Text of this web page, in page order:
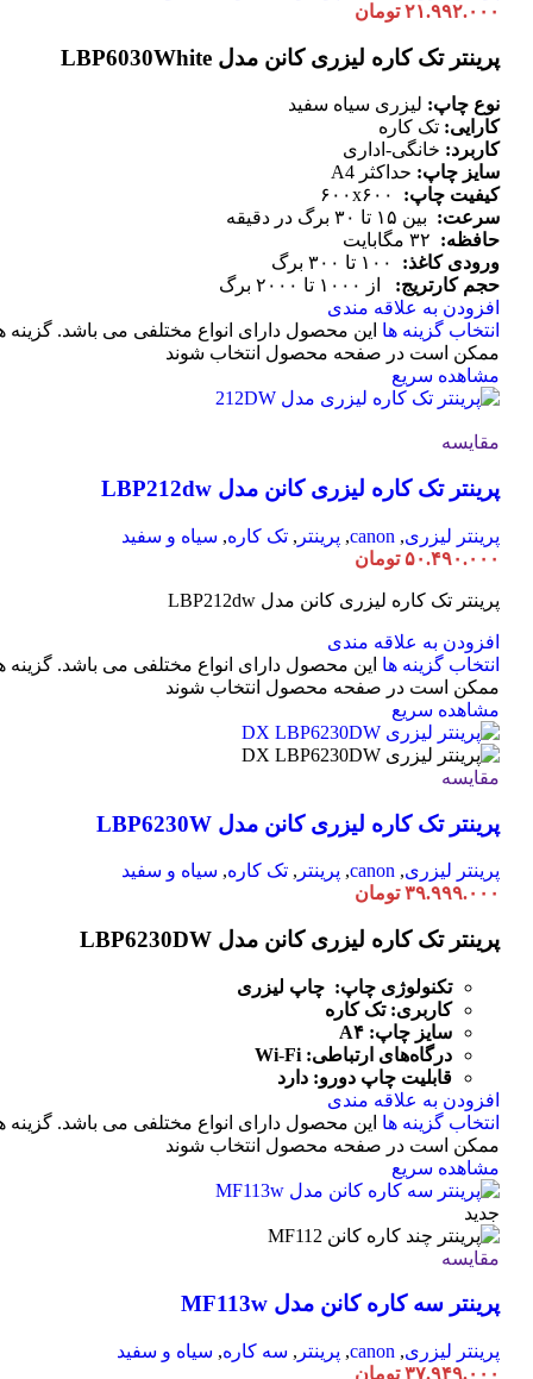
۲۱.۹۹۲.۰۰۰ تومان
پرینتر تک کاره لیزری کانن مدل LBP6030White
نوع چاپ: لیزری سیاه سفید
کارایی: تک کاره
کاربرد: خانگی-اداری
سایز چاپ: حداکثر A4
کیفیت چاپ:
۶۰۰x۶۰۰
سرعت: بین ۱۵ تا ۳۰ برگ در دقیقه
حافظه: ۳۲ مگابایت
ورودی کاغذ:
۱۰۰ تا ۳۰۰ برگ
حجم کارتریج:
از ۱۰۰۰ تا ۲۰۰۰ برگ
افزودن به علاقه مندی
انتخاب گزینه ها این محصول دارای انواع مختلفی می باشد. گزینه
ممکن است در صفحه محصول انتخاب شوند
مشاهده سریع
مقایسه
پرینتر تک کاره لیزری کانن مدل LBP212dw
پرینتر لیزری,
canon
, پرینتر , تک کاره, سیاه و سفید
۵۰.۴۹۰.۰۰۰ تومان
پرینتر تک کاره لیزری کانن مدل LBP212dw
افزودن به علاقه مندی
انتخاب گزینه ها این محصول دارای انواع مختلفی می باشد. گزینه
ممکن است در صفحه محصول انتخاب شوند
مشاهده سریع
مقایسه
پرینتر تک کاره لیزری کانن مدل LBP6230W
پرینتر لیزری,
canon
, پرینتر , تک کاره, سیاه و سفید
۳۹.۹۹۹.۰۰۰ تومان
پرینتر تک کاره لیزری کانن مدل LBP6230DW
تکنولوژی چاپ: چاپ لیزری
کاربری: تک کاره
سایز چاپ: A۴
درگاه‌های ارتباطی:
Wi-Fi
قابلیت چاپ دورو: دارد
افزودن به علاقه مندی
انتخاب گزینه ها این محصول دارای انواع مختلفی می باشد. گزینه
ممکن است در صفحه محصول انتخاب شوند
مشاهده سریع
جدید
مقایسه
پرینتر سه کاره کانن مدل MF113w
پرینتر لیزری,
canon
, پرینتر , سه کاره, سیاه و سفید
۳۷.۹۴۹.۰۰۰ تومان